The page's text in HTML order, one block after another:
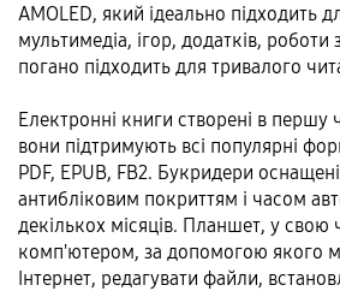
AMOLED, який ідеально підходить
мультимедіа, ігор, додатків,
погано підходить для тривалого
Електронні книги створені в першу
вони підтримують всі популярні
PDF, EPUB, FB2. Букридери
антибліковим покриттям і часом
декількох місяців. Планшет, у свою
комп'ютером, за допомогою якого
Інтернет, редагувати файли,